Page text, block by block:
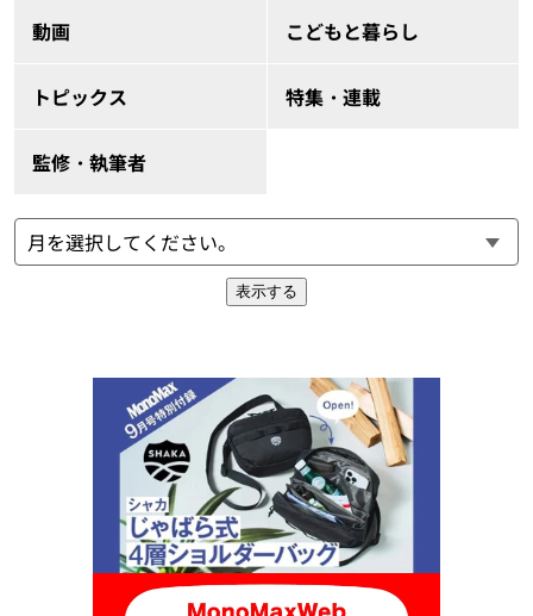
動画 こどもと暮らし
トピックス 特集・連載
監修・執筆者
表示する